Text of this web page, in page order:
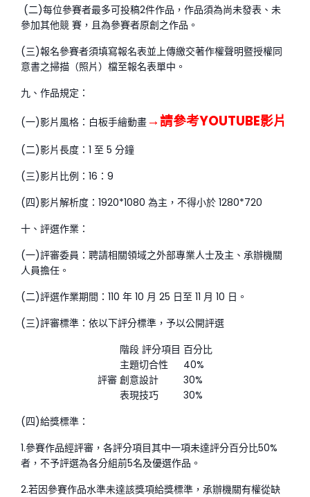
(二)每位參賽者最多可投稿2件作品，作品須為尚未發表、未
參加其他競 賽，且為參賽者原創之作品。
(三)報名參賽者須填寫報名表並上傳繳交著作權聲明暨授權同
意書之掃描（照片）檔至報名表單中。
九、作品規定：
(一)影片風格：白板手繪動畫→請參考YOUTUBE影片
(二)影片長度：1 至 5 分鐘
(三)影片比例：16：9
(四)影片解析度：1920*1080 為主，不得小於 1280*720
十、評選作業：
(一)評審委員：聘請相關領域之外部專業人士及主、承辦機關
人員擔任。
(二)評選作業期間：110 年 10 月 25 日至 11 月 10 日。
(三)評審標準：依以下評分標準，予以公開評選
階段 評分項目 百分比
評審
主題切合性
40%
創意設計
30%
表現技巧
30%
(四)給獎標準：
1.參賽作品經評審，各評分項目其中一項未達評分百分比50%
者，不予評選為各分組前5名及優選作品。
2.若因參賽作品水準未達該獎項給獎標準，承辦機關有權從缺